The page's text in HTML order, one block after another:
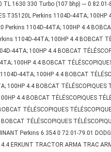
1630 330 Turbo (107 bhp) --- 0 82.01-
T35120L Perkins 1104D-44TA; 100HP
1104D-44TA; 100HP 4.4
1104D-44TA; 100HP 4.4 BOBCAT
44TA; 100HP 4.4 BOBCAT
100HP 4.4 BOBCAT
44TA; 100HP 4.4 BOBCAT
100HP 4.4 BOBCAT
4.4 BOBCAT TÉLÉSCOPIQUES
TÉLÉSCOPIQUES
TÉLÉSCOPIQUES
Perkins 6.354 0 72.01-79.01
ERKUNT TRACTOR ARMA TRAC